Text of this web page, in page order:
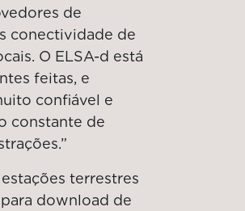
de
conectividade de
O ELSA-d está
feitas, e
confiável e
constante de
terrestres
download de